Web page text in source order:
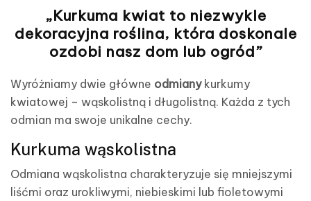
„Kurkuma kwiat to niezwykle
dekoracyjna roślina, która doskonale
ozdobi nasz dom lub ogród”
Wyróżniamy dwie główne odmianykurkumy
kwiatowej – wąskolistną i długolistną. Każda z tych
odmian ma swoje unikalne cechy.
Kurkuma wąskolistna
Odmiana wąskolistna charakteryzuje się mniejszymi
liśćmi oraz urokliwymi, niebieskimi lub fioletowymi